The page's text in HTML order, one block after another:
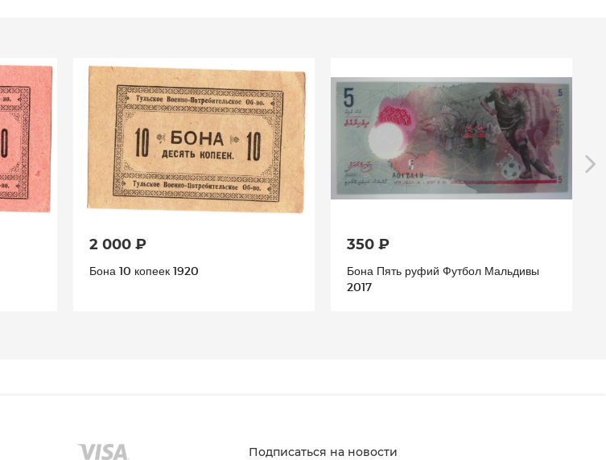
2 000 ₽
Бона 10 копеек 1920
350 ₽
Бона Пять руфий Футбол Мальдивы
2017
Подписаться на новости